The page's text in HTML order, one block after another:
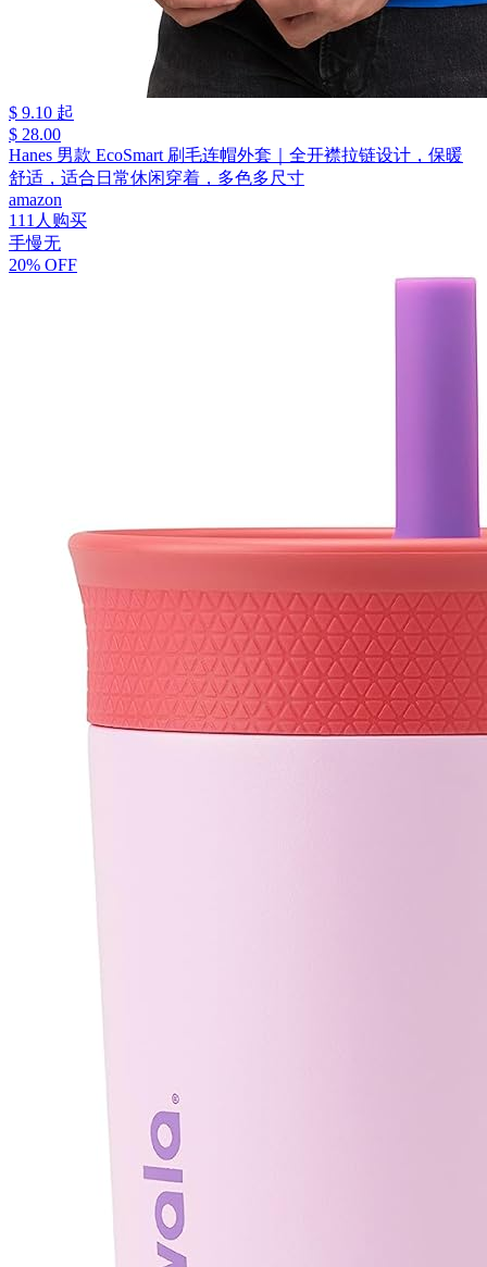
$ 9.10 起
$ 28.00
Hanes 男款 EcoSmart 刷毛连帽外套｜全开襟拉链设计，保暖
舒适，适合日常休闲穿着，多色多尺寸
amazon
111人购买
手慢无
20% OFF